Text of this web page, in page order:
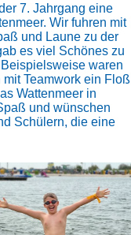
7. Jahrgang eine
Wir fuhren mit
und Laune zu der
es viel Schönes zu
waren
Teamwork ein Floß
Wattenmeer in
und wünschen
Schülern, die eine